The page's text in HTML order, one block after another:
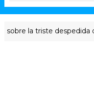
despedida del HLA